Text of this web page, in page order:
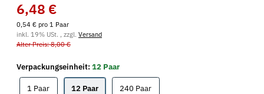
6,48 €
0,54 € pro 1 Paar
inkl. 19% USt. , zzgl. Versand
Alter Preis: 8,00 €
Verpackungseinheit: 12 Paar
1 Paar1 Paar12 Paar12 Paar240 Paar240 Paar